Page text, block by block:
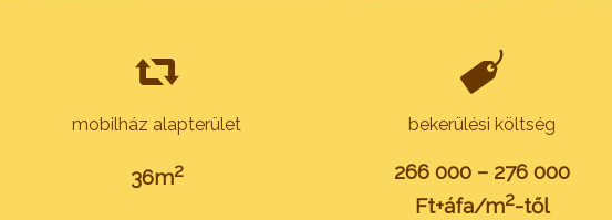
mobilház alapterület
36m2
bekerülési költség
266 000 – 276 000
Ft+áfa/m2-től